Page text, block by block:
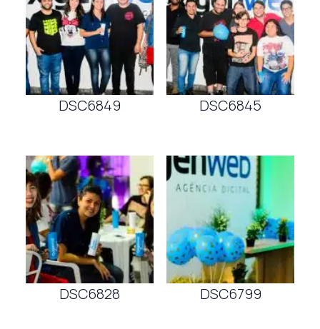
DSC6849 DSC6845
DSC6828 DSC6799